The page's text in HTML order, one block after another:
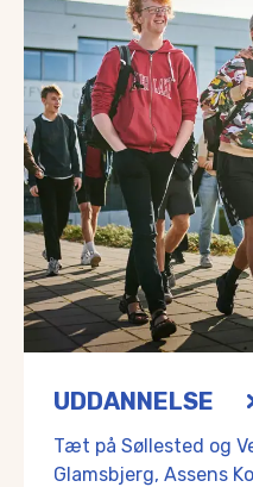
UDDANNELSE
Tæt på Søllested og
Glamsbjerg, Assens
Det er et eftertragtet
Tilsammen bringer de et
Desuden er der gode
Dagtilbud og skole
Tæt på Søllested og
Her finder du blandt
Uglebo Børnehave
Gummerup Private
Køng Idrætsvuggestue
Mulighedernes Børnehus
Glamsbjerg Børnehus
Glamsbjergskolen
Dagtilbud i Assens